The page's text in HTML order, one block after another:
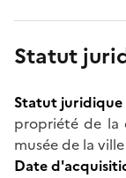
Statut
Statut juridique
propriété de la
musée de la ville
Date